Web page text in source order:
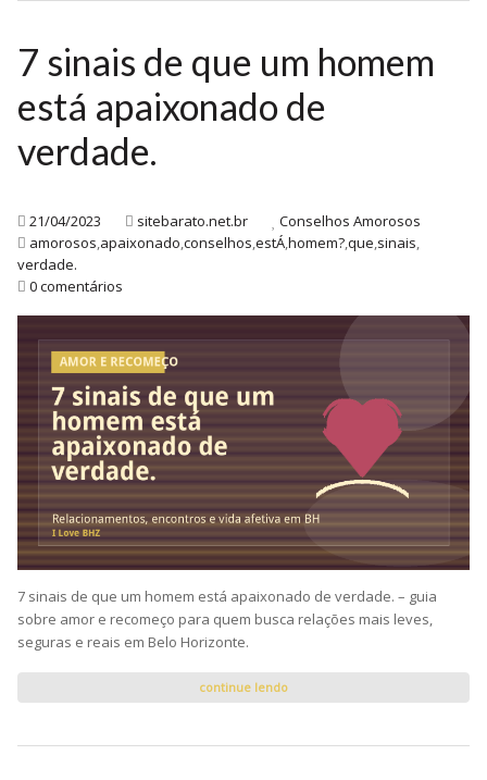
7 sinais de que um homem
está apaixonado de
verdade.
21/04/2023 sitebarato.net.br
Conselhos Amorosos
amorosos,apaixonado,conselhos,estÁ,homem?,que,sinais,
verdade.
0 comentários
7 sinais de que um homem está apaixonado de verdade. – guia
sobre amor e recomeço para quem busca relações mais leves,
seguras e reais em Belo Horizonte.
continue lendo